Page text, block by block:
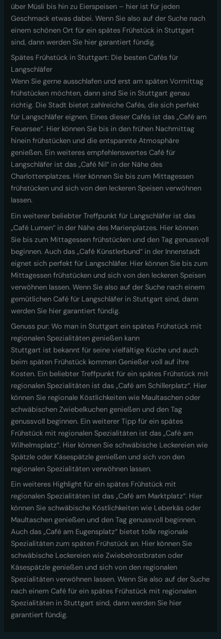
über Müsli bis hin zu Eierspeisen – hier ist für jeden
Geschmack etwas dabei. Wenn Sie also auf der Suche nach
einem schönen Ort für ein spätes Frühstück in Stuttgart
sind, dann werden Sie hier garantiert fündig.
Spätes Frühstück in Stuttgart: Die besten Cafés für
Langschläfer
Wenn Sie gerne ausschlafen und erst am späten Vormittag
frühstücken möchten, dann sind Sie in Stuttgart genau
richtig. Die Stadt bietet zahlreiche Cafés, die sich perfekt
für Langschläfer eignen. Eines dieser Cafés ist das „Café am
Feuersee“. Hier können Sie bis in den frühen Nachmittag
hinein frühstücken und die entspannte Atmosphäre
genießen. Ein weiteres empfehlenswertes Café für
Langschläfer ist das „Café Nil“ in der Nähe des
Charlottenplatzes. Hier können Sie bis zum Mittagessen
frühstücken und sich von den leckeren Speisen verwöhnen
lassen.
Ein weiterer beliebter Treffpunkt für Langschläfer ist das
„Café Lumen“ in der Nähe des Marienplatzes. Hier können
Sie bis zum Mittagessen frühstücken und den Tag genussvoll
beginnen. Auch das „Café Künstlerbund“ in der Innenstadt
eignet sich perfekt für Langschläfer. Hier können Sie bis zum
Mittagessen frühstücken und sich von den leckeren Speisen
verwöhnen lassen. Wenn Sie also auf der Suche nach einem
gemütlichen Café für Langschläfer in Stuttgart sind, dann
werden Sie hier garantiert fündig.
Genuss pur: Wo man in Stuttgart ein spätes Frühstück mit
regionalen Spezialitäten genießen kann
Stuttgart ist bekannt für seine vielfältige Küche und auch
beim späten Frühstück kommen Genießer voll auf ihre
Kosten. Ein beliebter Treffpunkt für ein spätes Frühstück mit
regionalen Spezialitäten ist das „Café am Schillerplatz“. Hier
können Sie regionale Köstlichkeiten wie Maultaschen oder
schwäbischen Zwiebelkuchen genießen und den Tag
genussvoll beginnen. Ein weiterer Tipp für ein spätes
Frühstück mit regionalen Spezialitäten ist das „Café am
Wilhelmsplatz“. Hier können Sie schwäbische Leckereien wie
Spätzle oder Käsespätzle genießen und sich von den
regionalen Spezialitäten verwöhnen lassen.
Ein weiteres Highlight für ein spätes Frühstück mit
regionalen Spezialitäten ist das „Café am Marktplatz“. Hier
können Sie schwäbische Köstlichkeiten wie Leberkäs oder
Maultaschen genießen und den Tag genussvoll beginnen.
Auch das „Café am Eugensplatz“ bietet tolle regionale
Spezialitäten zum späten Frühstück an. Hier können Sie
schwäbische Leckereien wie Zwiebelrostbraten oder
Käsespätzle genießen und sich von den regionalen
Spezialitäten verwöhnen lassen. Wenn Sie also auf der Suche
nach einem Café für ein spätes Frühstück mit regionalen
Spezialitäten in Stuttgart sind, dann werden Sie hier
garantiert fündig.